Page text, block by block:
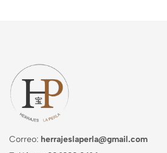
Correo: herrajeslaperla@gmail.com